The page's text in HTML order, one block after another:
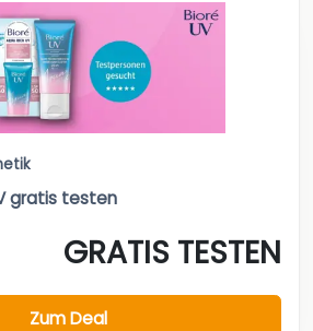
gratis testen
GRATIS TESTEN
Zum Deal